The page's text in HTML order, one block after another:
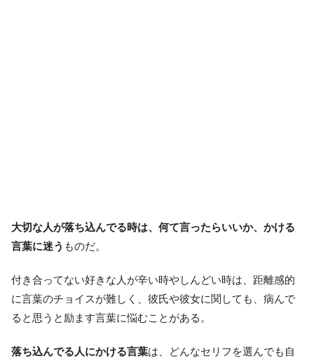
大切な人が落ち込んでる時は、何て言ったらいいか、かける
言葉に迷う ものだ。
付き合ってない好きな人が辛い時やしんどい時は、距離感的
に言葉のチョイスが難しく、彼氏や彼女に関しても、病んで
ると思うと励ます言葉に悩むことがある。
落ち込んでる人にかける言葉は、どんなセリフを選んでも自